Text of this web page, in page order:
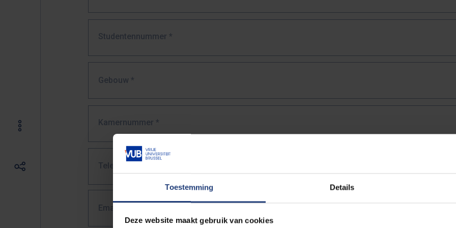
Toestemming Details
Deze website maakt gebruik van cookies
Studentennummer *
Gebouw *
Kamernummer *
Telefoonnummer
Email